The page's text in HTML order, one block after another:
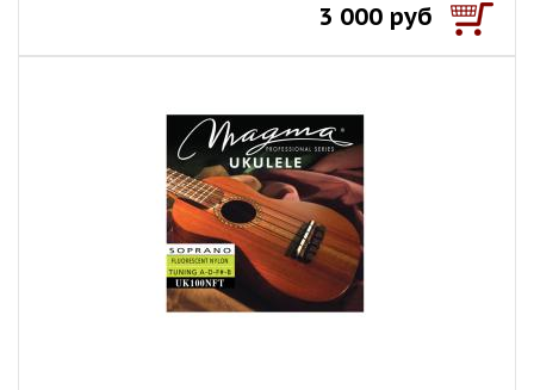
3 000 руб